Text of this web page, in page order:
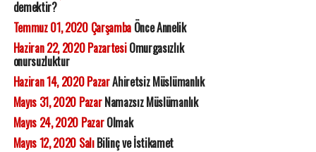
demektir?
Temmuz 01, 2020 ÇarşambaÖnce Annelik
Haziran 22, 2020 PazartesiOmurgasızlık
onursuzluktur
Haziran 14, 2020 PazarAhiretsiz Müslümanlık
Mayıs 31, 2020 PazarNamazsız Müslümanlık
Mayıs 24, 2020 PazarOlmak
Mayıs 12, 2020 SalıBilinç ve İstikamet